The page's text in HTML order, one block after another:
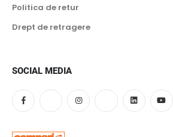
Politica de retur
Drept de retragere
SOCIAL MEDIA